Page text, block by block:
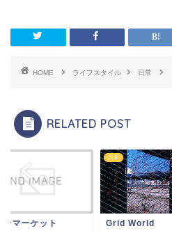
HOME ライフスタイル 日常
RELATED POST
ーマーケット
日常
Grid World